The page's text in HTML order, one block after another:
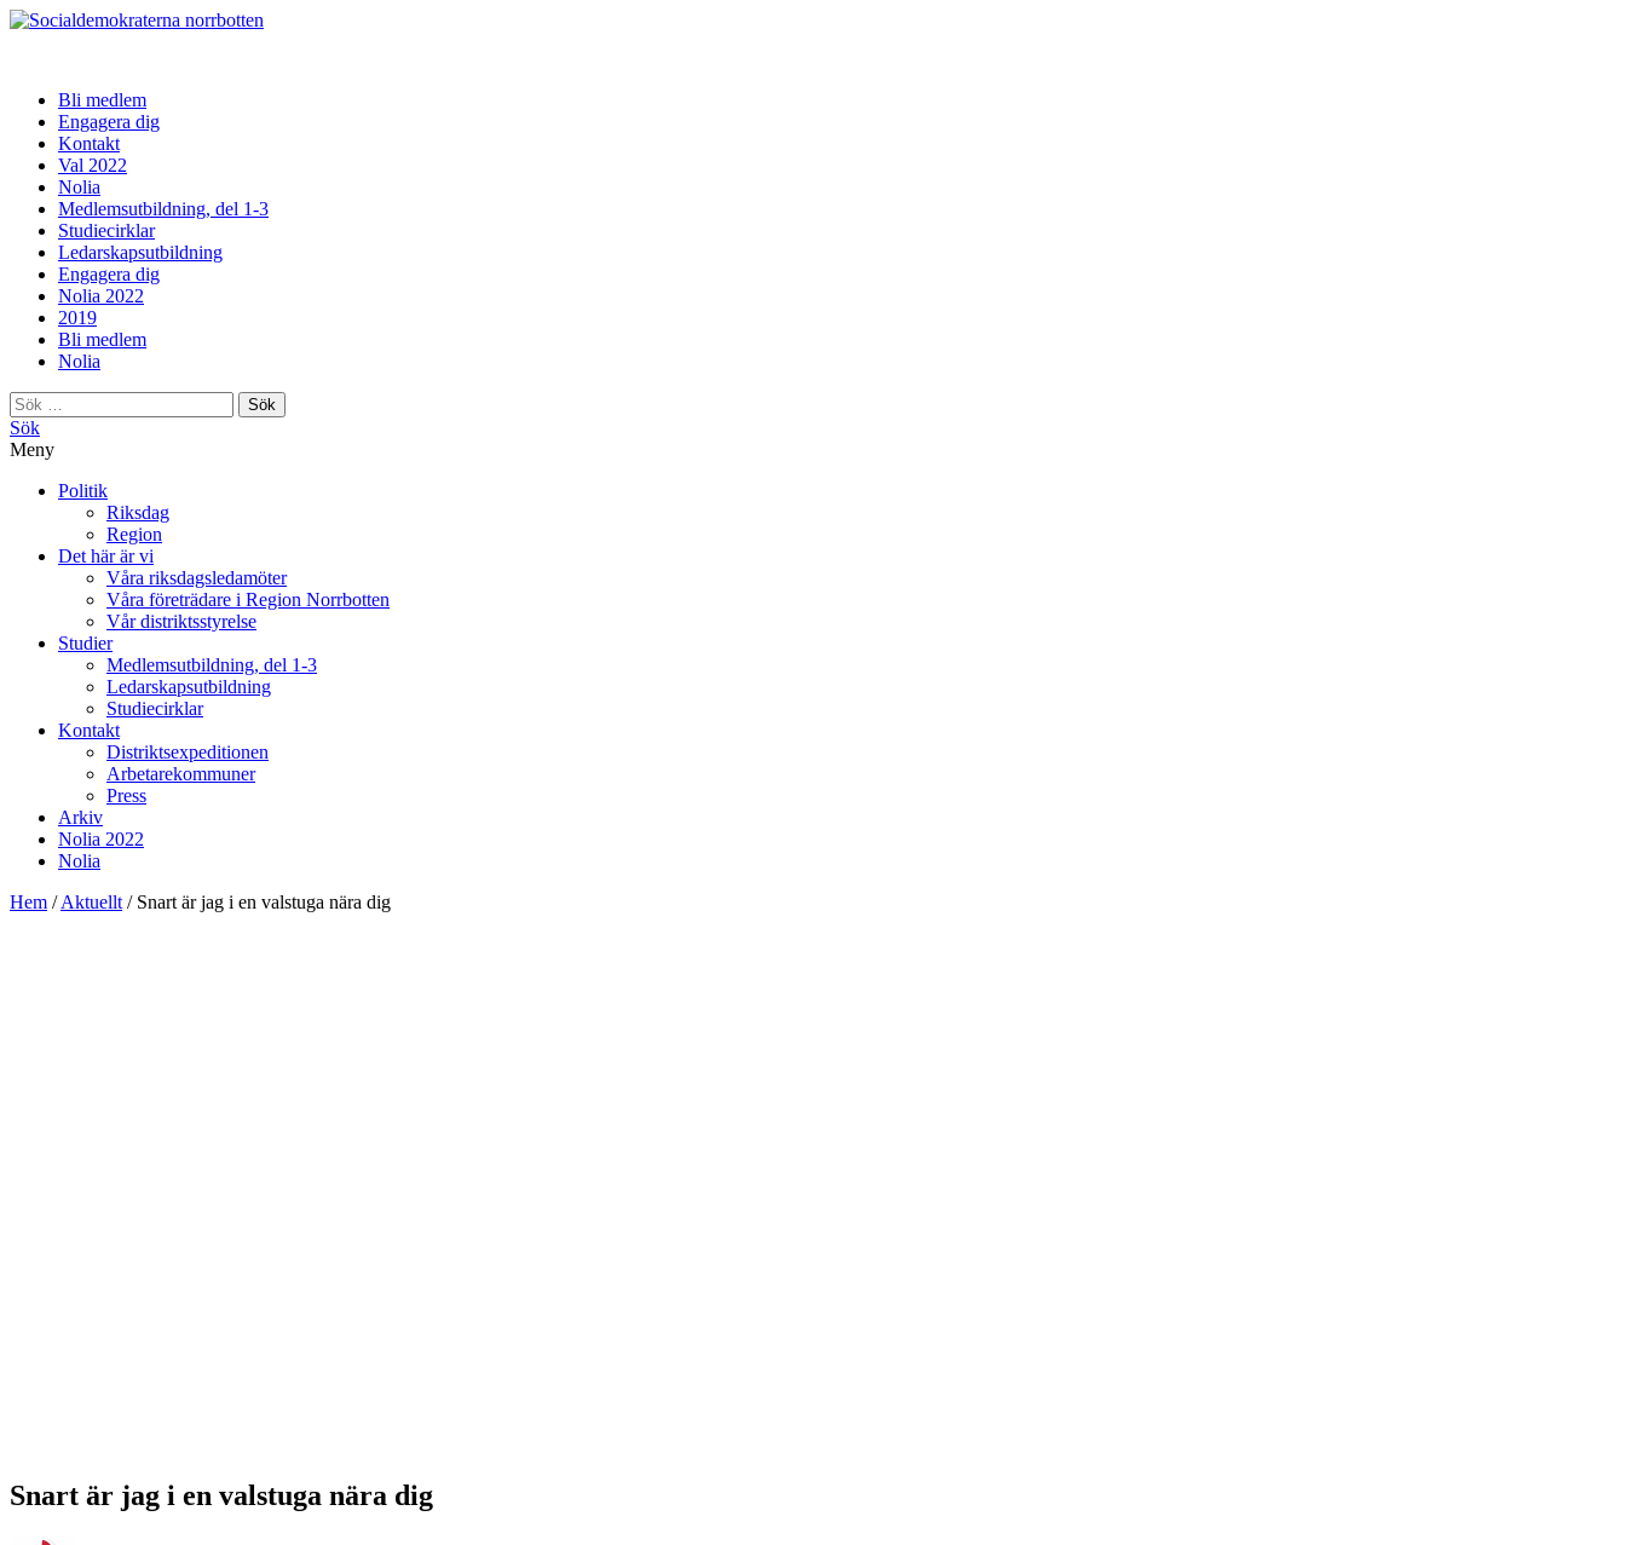
norrbotten
Bli medlem
Engagera dig
Kontakt
Val 2022
Nolia
Medlemsutbildning, del 1-3
Studiecirklar
Ledarskapsutbildning
Engagera dig
Nolia 2022
2019
Bli medlem
Nolia
Sök
efter:
Sök
Meny
Politik
Riksdag
Region
Det här är vi
Våra riksdagsledamöter
Våra företrädare i Region Norrbotten
Vår distriktsstyrelse
Studier
Medlemsutbildning, del 1-3
Ledarskapsutbildning
Studiecirklar
Kontakt
Distriktsexpeditionen
Arbetarekommuner
Press
Arkiv
Nolia 2022
Nolia
Hem /Aktuellt / Snart är jag i en valstuga nära dig
Snart är jag i en valstuga nära dig